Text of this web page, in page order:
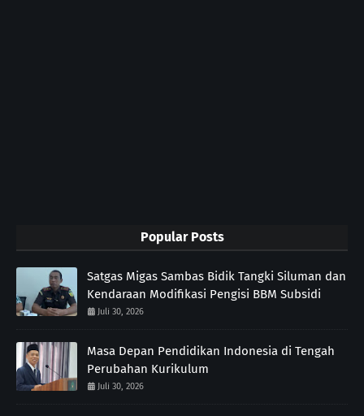
Popular Posts
Satgas Migas Sambas Bidik Tangki Siluman dan
Kendaraan Modifikasi Pengisi BBM Subsidi
Juli 30, 2026
Masa Depan Pendidikan Indonesia di Tengah
Perubahan Kurikulum
Juli 30, 2026